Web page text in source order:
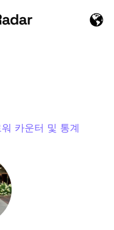
카운터 및 통계